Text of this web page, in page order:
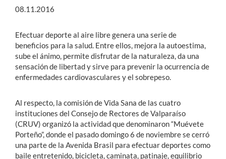
08.11.2016
Efectuar deporte al aire libre genera una serie de
beneficios para la salud. Entre ellos, mejora la autoestima,
sube el ánimo, permite disfrutar de la naturaleza, da una
sensación de libertad y sirve para prevenir la ocurrencia de
enfermedades cardiovasculares y el sobrepeso.
Al respecto, la comisión de Vida Sana de las cuatro
instituciones del Consejo de Rectores de Valparaíso
(CRUV) organizó la actividad que denominaron “Muévete
Porteño”, donde el pasado domingo 6 de noviembre se cerró
una parte de la Avenida Brasil para efectuar deportes como
baile entretenido, bicicleta, caminata, patinaje, equilibrio